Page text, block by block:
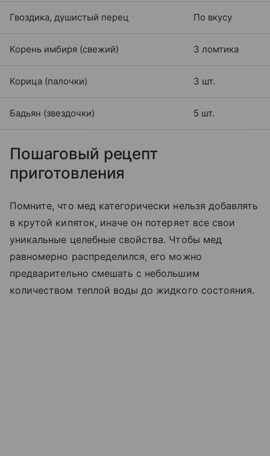
Гвоздика, душистый перец По вкусу
Корень имбиря (свежий) 3 ломтика
Корица (палочки) 3 шт.
Бадьян (звездочки) 5 шт.
Пошаговый рецепт
приготовления
Помните, что мед категорически нельзя добавлять
в крутой кипяток, иначе он потеряет все свои
уникальные целебные свойства. Чтобы мед
равномерно распределился, его можно
предварительно смешать с небольшим
количеством теплой воды до жидкого состояния.